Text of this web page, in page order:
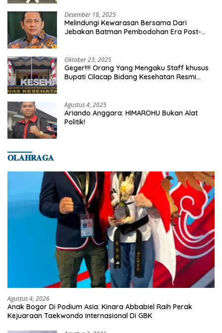
Desember 18, 2025
Melindungi Kewarasan Bersama Dari
Jebakan Batman Pembodohan Era Post-
Oktober 23, 2025
Geger!!!! Orang Yang Mengaku Staff khusus
Bupati Cilacap Bidang Kesehatan Resmi
Agustus 4, 2025
Ariando Anggara: HIMAROHU Bukan Alat
Politik!
𝐎𝐋𝐀𝐇𝐑𝐀𝐆𝐀
Agustus 4, 2026
Anak Bogor Di Podium Asia: Kinara Abbabiel Raih Perak
Kejuaraan Taekwondo Internasional Di GBK